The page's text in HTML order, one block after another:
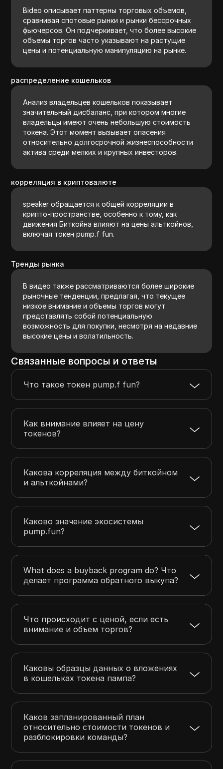
Вideo описывает паттерны торговых объемов,
сравнивая спотовые рынки и рынки бессрочных
фьючерсов. Он подчеркивает, что более высокие
объемы торгов часто указывают на растущие
цены и потенциальную манипуляцию на рынке.
распределение кошельков
Анализ владельцев кошельков показывает
значительный дисбаланс, при котором многие
владельцы имеют очень небольшую стоимость
токена. Этот момент вызывает опасения
относительно долгосрочной жизнеспособности
актива среди мелких и крупных инвесторов.
корреляция в криптовалюте
speaker обращается к общей корреляции в
крипто-пространстве, особенно к тому, как
движения Биткойна влияют на цены альткойнов,
включая токен pump.f fun.
Тренды рынка
В видео также рассматриваются более широкие
рыночные тенденции, предлагая, что текущее
низкое внимание и объемы торгов могут
представлять собой потенциальную
возможность для покупки, несмотря на недавние
высокие цены и волатильность.
Связанные вопросы и ответы
Что такое токен pump.f fun?
Как внимание влияет на цену
токенов?
Какова корреляция между биткойном
и альткойнами?
Каково значение экосистемы
pump.fun?
What does a buyback program do? Что
делает программа обратного выкупа?
Что происходит с ценой, если есть
внимание и объем торгов?
Каковы образцы данных о вложениях
в кошельках токена пампа?
Каков запланированный план
относительно стоимости токенов и
разблокировки команды?